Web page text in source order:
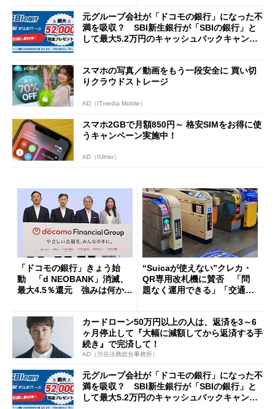
元グループ会社が「ドコモの銀行」になった不
満を吸収？ SBI新生銀行が「SBIの銀行」と
して最大5.2万円のキャッシュバックキャンペ
スマホの写真／動画をもう一段安全に 買い切
りクラウドストレージ
AD（ITmedia Mobile）
スマホ2GBで月額850円～ 格安SIMをお得に使
うキャンペーン実施中！
AD（IIJmio）
「ドコモの銀行」きょう始
動 「d NEOBANK」消滅、
最大4.5％還元 強みは何か解
“Suicaが使えない”クレカ・
QR専用改札機に賛否 「問
題なく運用できる」「交通系I
カードローン50万円以上の人は、返済を3～6
ヶ月停止して『大幅に減額してから返済する手
続き』で完済して！
AD（渋谷法務総合事務所）
元グループ会社が「ドコモの銀行」になった不
満を吸収？ SBI新生銀行が「SBIの銀行」と
して最大5.2万円のキャッシュバックキャンペ